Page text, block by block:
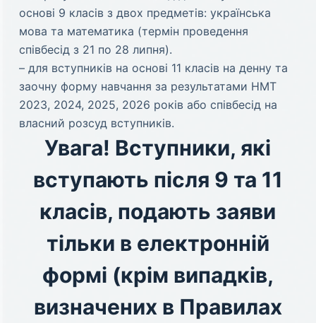
основі 9 класів з двох предметів: українська
мова та математика (термін проведення
співбесід з 21 по 28 липня).
– для вступників на основі 11 класів на денну та
заочну форму навчання за результатами НМТ
2023, 2024, 2025, 2026 років або співбесід на
власний розсуд вступників.
Увага! Вступники, які
вступають після 9 та 11
класів, подають заяви
тільки в електронній
формі (крім випадків,
визначених в Правилах